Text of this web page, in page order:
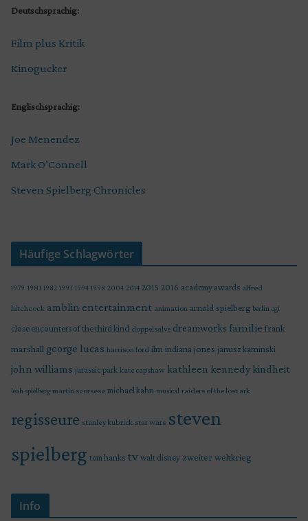
Deutschsprachig:
Film plus Kritik
Kinogucker
Englischsprachig:
Joe Menendez
Mark O’Connell
Steven Spielberg Chronicles
Häufige Schlagwörter
1979 1981 1982 1993 1994 1998 2004 2014 2015 2016 academy awards alfred
hitchcock amblin entertainment animation arnold spielberg berlin cgi
close encounters of the third kind doppelsalve dreamworks familie frank
marshall george lucas harrison ford ilm indiana jones janusz kaminski
john williams jurassic park kate capshaw kathleen kennedy kindheit
leah spielberg martin scorsese michael kahn musical raiders of the lost ark
regisseure stanley kubrick star wars steven
spielberg tom hanks tv walt disney zweiter weltkrieg
Info